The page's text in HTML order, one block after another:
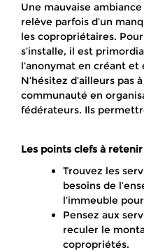
Une mauvaise
relève parfois d’un
les copropriétaires.
s’installe, il est
l’anonymat en créant
N’hésitez d’ailleurs pas
communauté en
fédérateurs. Ils
Les points clefs à retenir
Trouvez les
besoins de
l’immeuble
Pensez aux
reculer le
copropriétés.